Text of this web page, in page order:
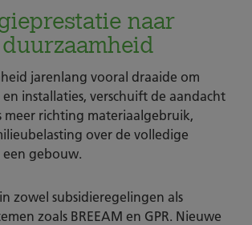
naar
jarenlang vooral draaide om
installaties, verschuift de aandacht
meer richting materiaalgebruik,
over de volledige
een gebouw.
zowel subsidieregelingen als
zoals BREEAM en GPR. Nieuwe